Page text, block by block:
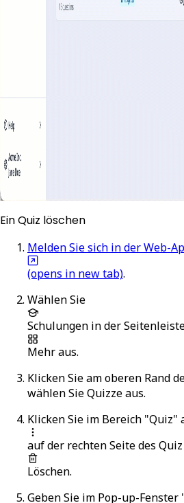
Ein Quiz löschen
Melden Sie sich in der Web-
(opens in new tab).
Wählen Sie
Schulungen in der
Mehraus.
Klicken Sie am oberen Rand
wählen SieQuizzeaus.
Klicken Sie im Bereich "Quiz"
auf der rechten Seite des
Löschen.
Geben Sie im Pop-up-